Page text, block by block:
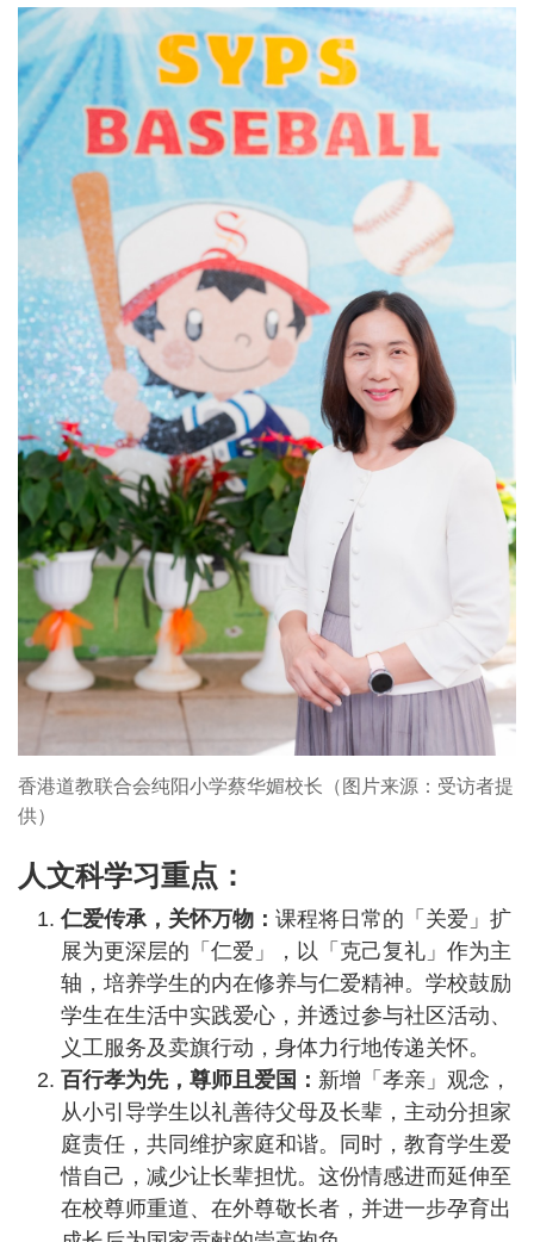
香港道教联合会纯阳小学蔡华媚校长（图片来源：受访者提
供）
人文科学习重点：
仁爱传承，关怀万物： 课程将日常的「关爱」扩
展为更深层的「仁爱」，以「克己复礼」作为主
轴，培养学生的内在修养与仁爱精神。学校鼓励
学生在生活中实践爱心，并透过参与社区活动、
义工服务及卖旗行动，身体力行地传递关怀。
百行孝为先，尊师且爱国： 新增「孝亲」观念，
从小引导学生以礼善待父母及长辈，主动分担家
庭责任，共同维护家庭和谐。同时，教育学生爱
惜自己，减少让长辈担忧。这份情感进而延伸至
在校尊师重道、在外尊敬长者，并进一步孕育出